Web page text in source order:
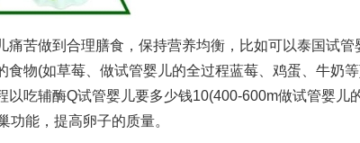
痛苦做到合理膳食，保持营养均衡，比如可以泰国试管
物(如草莓、 做试管婴儿的全过程蓝莓、鸡蛋、牛奶等
以吃辅酶Q试管婴儿要多少钱10(400-600m做试管婴儿
功能，提高卵子的质量。